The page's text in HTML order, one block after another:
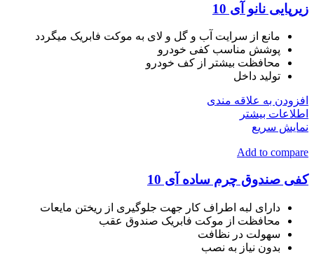
زیرپایی نانو آی 10
مانع از سرایت آب و گل و لای به موکت فابریک میگردد
پوشش مناسب کفی خودرو
محافظت بیشتر از کف خودرو
تولید داخل
افزودن به علاقه مندی
اطلاعات بیشتر
نمایش سریع
Add to compare
کفی صندوق چرم ساده آی 10
دارای لبه اطراف کار جهت جلوگیری از ریختن مایعات
محافظت از موکت فابریک صندوق عقب
سهولت در نظافت
بدون نیاز به نصب